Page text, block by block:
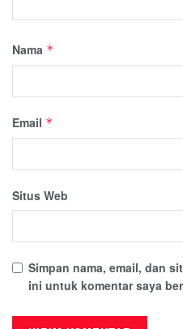
Nama *
Email *
Situs Web
Simpan nama, email, dan
ini untuk komentar saya